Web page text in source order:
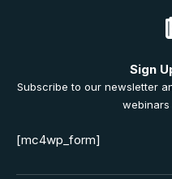
Sign
Subscribe to our newsletter
webinars
[mc4wp_form]